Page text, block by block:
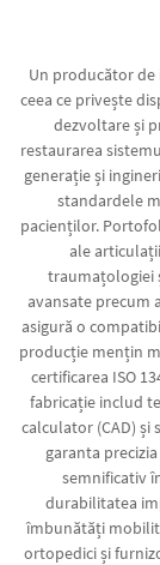
Un producător
ceea ce privește
dezvoltare și
restaurarea
generație și
standardele
pacienților.
ale
traumațologiei
avansate precum
asigură o
producție mențin
certificarea ISO
fabricație includ
calculator (CAD)
garanta
semnificativ
durabilitatea
îmbunătăți
ortopedici și